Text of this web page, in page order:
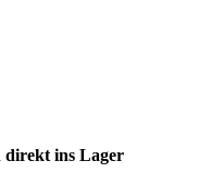
direkt ins Lager